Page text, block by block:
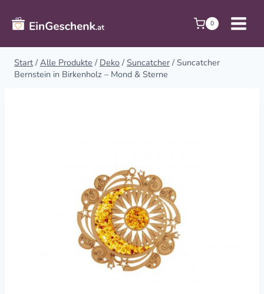
Inhalt
springen
0
Start / Alle Produkte / Deko / Suncatcher / Suncatcher
Bernstein in Birkenholz – Mond & Sterne